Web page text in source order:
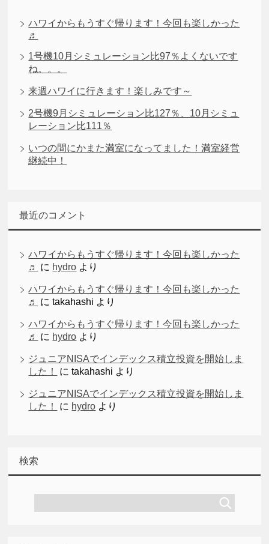
ハワイからもうすぐ帰ります！今回も楽しかった
♬
1号機10月シミュレーション比97％よくないです
ね。。。
来週ハワイに行きます！楽しみです～
2号機9月シミュレーション比127％、10月シミュ
レーション比111％
いつの間にかまた満室になってました！満室経営
継続中！
最近のコメント
ハワイからもうすぐ帰ります！今回も楽しかった
♬
に hydro より
ハワイからもうすぐ帰ります！今回も楽しかった
♬
にtakahashi より
ハワイからもうすぐ帰ります！今回も楽しかった
♬
に hydro より
ジュニアNISAでインデックス積立投資を開始しま
した！
にtakahashi より
ジュニアNISAでインデックス積立投資を開始しま
した！
に hydro より
検索